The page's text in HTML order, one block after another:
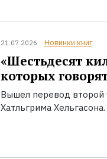
21.07.2026 Новинки книг
«Шестьдесят
которых
Вышел перевод второй
Хатльгрима Хельгасона.